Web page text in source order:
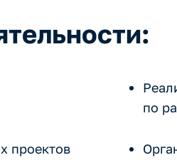
по
проектов